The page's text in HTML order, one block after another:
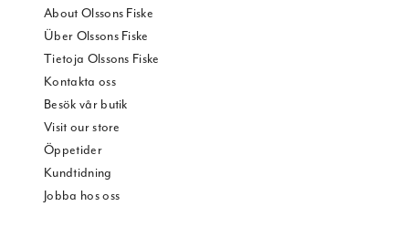
About Olssons Fiske
Über Olssons Fiske
Tietoja Olssons Fiske
Kontakta oss
Besök vår butik
Visit our store
Öppetider
Kundtidning
Jobba hos oss